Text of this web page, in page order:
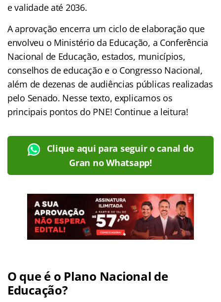
e validade até 2036.
A aprovação encerra um ciclo de elaboração que
envolveu o Ministério da Educação, a Conferência
Nacional de Educação, estados, municípios,
conselhos de educação e o Congresso Nacional,
além de dezenas de audiências públicas realizadas
pelo Senado. Nesse texto, explicamos os
principais pontos do PNE! Continue a leitura!
Clique aqui para seguir o canal do
Gran no Whatsapp!
O que é o Plano Nacional de
Educação?